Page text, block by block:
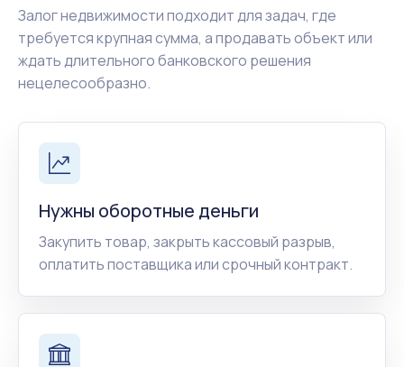
Залог недвижимости подходит для задач, где
требуется крупная сумма, а продавать объект или
ждать длительного банковского решения
нецелесообразно.
Нужны оборотные деньги
Закупить товар, закрыть кассовый разрыв,
оплатить поставщика или срочный контракт.